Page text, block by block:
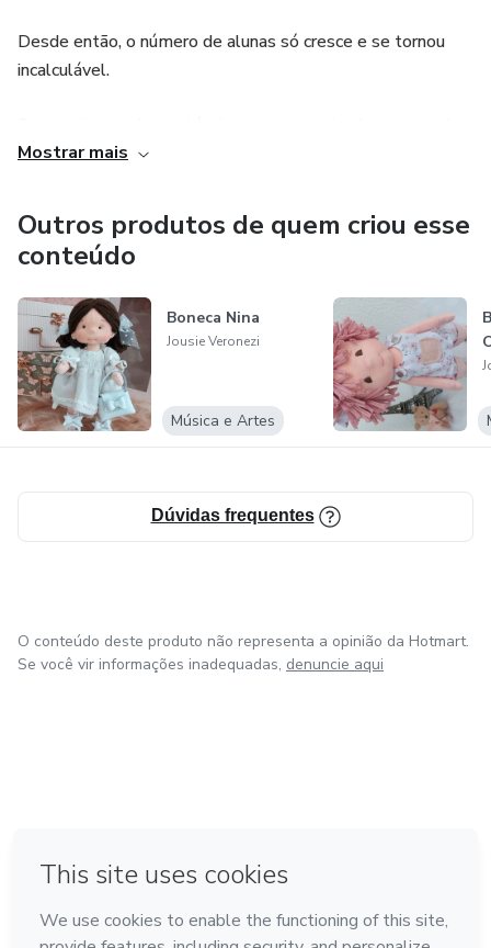
Desde então, o número de alunas só cresce e se tornou
incalculável.
o melhor da bonecaria pra vocês, agora em cursos online.
Mostrar mais
Outros produtos de quem criou esse
conteúdo
Boneca Nina
Jousie Veronezi
Música e Artes
Dúvidas frequentes
O conteúdo deste produto não representa a opinião da Hotmart.
Se você vir informações inadequadas, denuncie aqui
Feito com ❤ na Cidade do México